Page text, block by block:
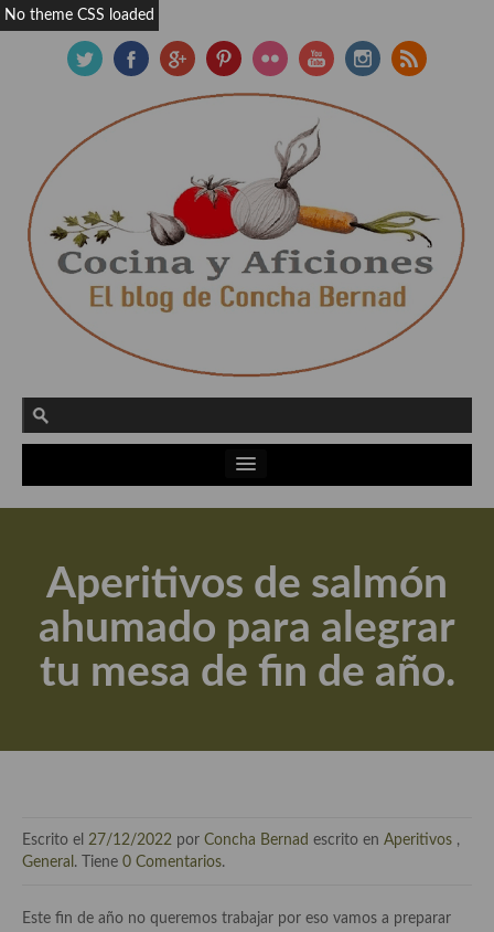
Actualidad y recomendaciones
Apuntes, estudios sobre temas interesantes e importantes
Aceite de Oliva Virgen Extra (AOVE)
Recetas maridadas con los mejores AOVES
Tiendas especiales
Aperitivos de salmón
ahumado para alegrar
tu mesa de fin de año.
Escrito el 27/12/2022 por Concha Bernad escrito en Aperitivos ,
General . Tiene 0 Comentarios.
Este fin de año no queremos trabajar por eso vamos a preparar
No theme CSS loaded